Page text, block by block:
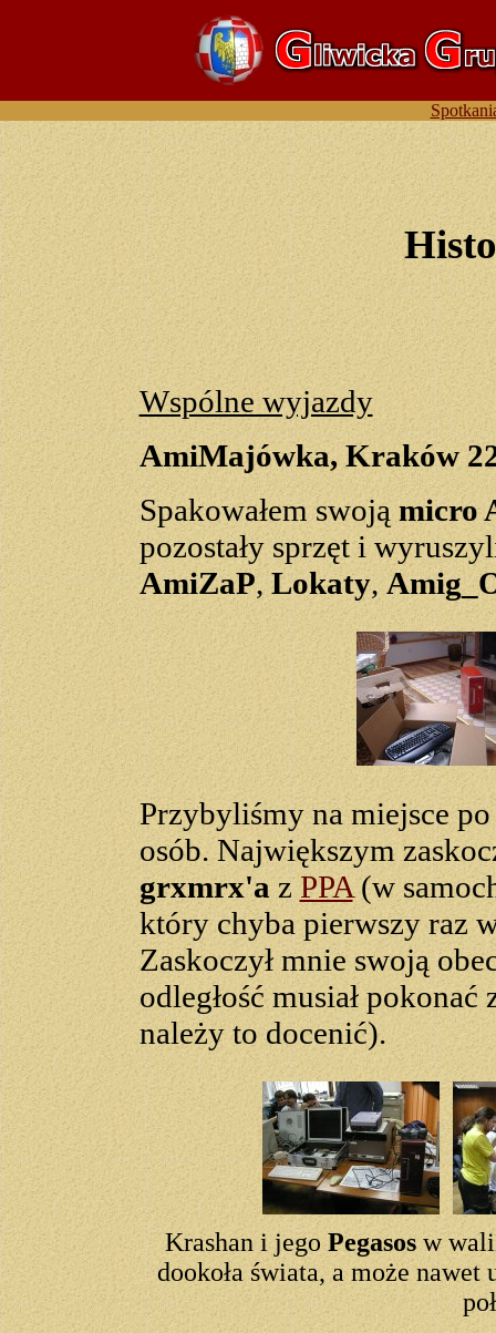
Wspólne wyjazdy
AmiMajówka, Kraków
Spakowałem swojąmicro
pozostały sprzęt i
AmiZaP,Lokaty,
Przybyliśmy na miejsce
osób. Największym
grxmrx'a zPPA(w
który chyba pierwszy raz
Zaskoczył mnie swoją
odległość musiał
należy to docenić).
Krashan i jego Pegasosw
dookoła świata, a może